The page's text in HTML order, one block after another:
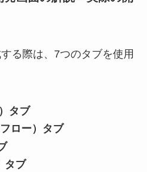
る際は、7つのタブを使用
タブ
ロー）タブ
タブ